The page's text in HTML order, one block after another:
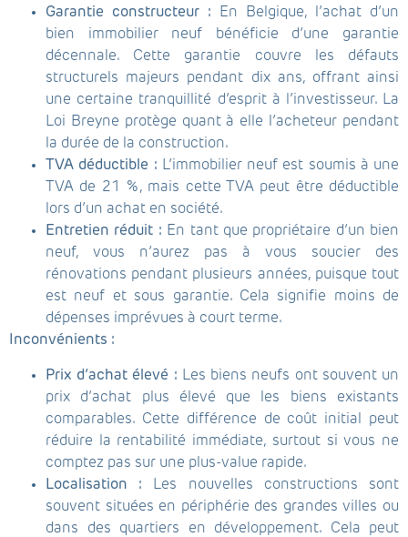
Garantie constructeur : En Belgique, l’achat d’un
bien immobilier neuf bénéficie d’une garantie
décennale. Cette garantie couvre les défauts
structurels majeurs pendant dix ans, offrant ainsi
une certaine tranquillité d’esprit à l’investisseur. La
Loi Breyne protège quant à elle l’acheteur pendant
la durée de la construction.
TVA déductible : L’immobilier neuf est soumis à une
TVA de 21 %, mais cette TVA peut être déductible
lors d’un achat en société.
Entretien réduit : En tant que propriétaire d’un bien
neuf, vous n’aurez pas à vous soucier des
rénovations pendant plusieurs années, puisque tout
est neuf et sous garantie. Cela signifie moins de
dépenses imprévues à court terme.
Inconvénients :
Prix d’achat élevé : Les biens neufs ont souvent un
prix d’achat plus élevé que les biens existants
comparables. Cette différence de coût initial peut
réduire la rentabilité immédiate, surtout si vous ne
comptez pas sur une plus-value rapide.
Localisation : Les nouvelles constructions sont
souvent situées en périphérie des grandes villes ou
dans des quartiers en développement. Cela peut